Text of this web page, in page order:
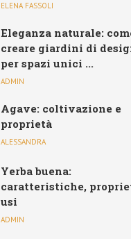
ELENA FASSOLI
Eleganza naturale:
creare giardini di
per spazi unici ...
ADMIN
Agave: coltivazione e
proprietà
ALESSANDRA
Yerba buena:
caratteristiche,
usi
ADMIN